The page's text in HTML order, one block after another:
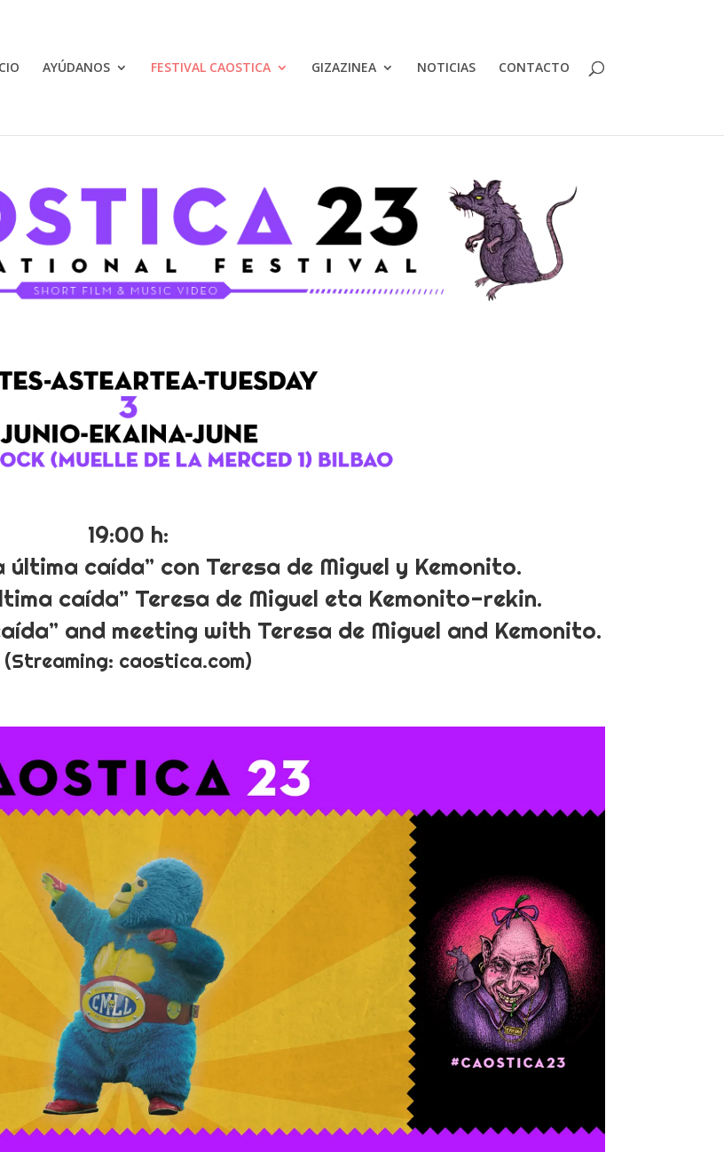
AYÚDANOS FESTIVAL CAOSTICA GIZAZINEA NOTICIAS CONTACTO
19:00 h:
última caída” con Teresa de Miguel y Kemonito.
caída” Teresa de Miguel eta Kemonito-rekin.
and meeting with Teresa de Miguel and Kemonito.
(Streaming: caostica.com)